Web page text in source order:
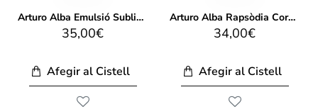
Arturo Alba Emulsió Sublim Exfoliant Corporal 200ml
35,00€
Afegir al Cistell
Arturo Alba Rapsòdia Corporal Transformadora 200ml
34,00€
Afegir al Cistell